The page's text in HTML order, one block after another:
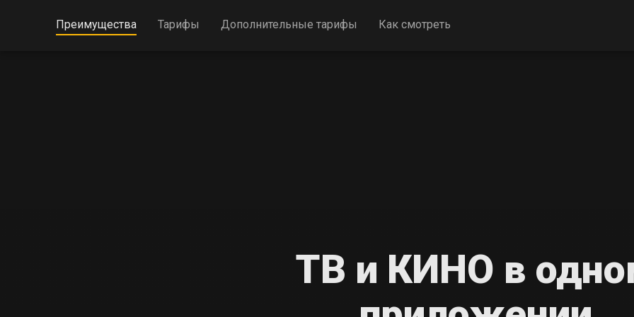
Преимущества Тарифы Дополнительные тарифы Как смотреть
ТВ и КИНО в